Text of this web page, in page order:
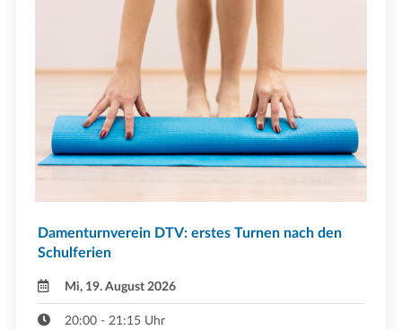
Damenturnverein DTV: erstes Turnen nach den
Schulferien
Mi, 19. August 2026
20:00 - 21:15 Uhr